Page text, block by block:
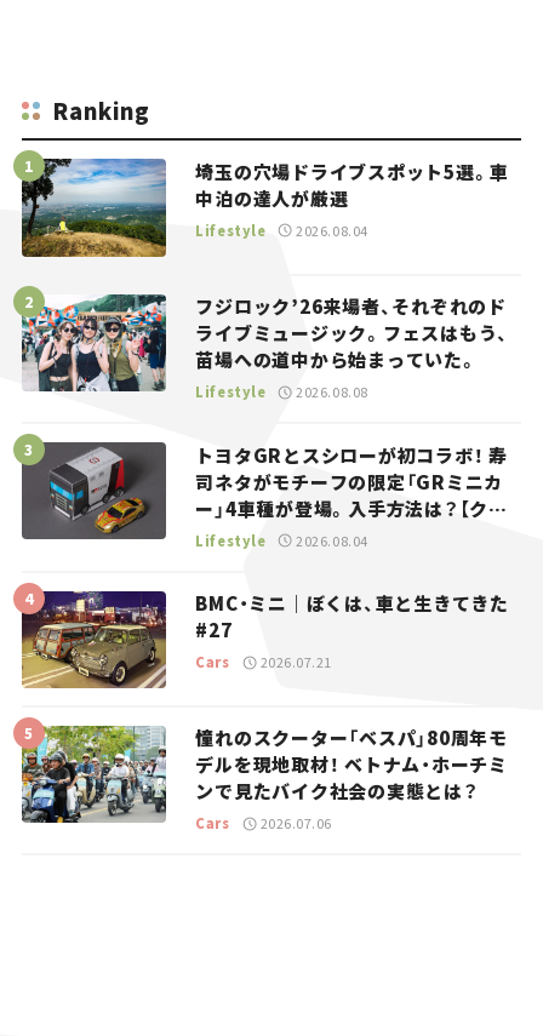
Ranking
埼玉の穴場ドライブスポット5選。車
中泊の達人が厳選
Lifestyle 2026.08.04
フジロック’26来場者、それぞれのド
ライブミュージック。フェスはもう、
苗場への道中から始まっていた。
Lifestyle 2026.08.08
トヨタGRとスシローが初コラボ！ 寿
司ネタがモチーフの限定「GRミニカ
ー」4車種が登場。入手方法は？【クル
マとホビー】
Lifestyle 2026.08.04
BMC・ミニ｜ぼくは、車と生きてきた
#27
Cars 2026.07.21
憧れのスクーター「ベスパ」80周年モ
デルを現地取材！ ベトナム・ホーチミ
ンで見たバイク社会の実態とは？
Cars 2026.07.06